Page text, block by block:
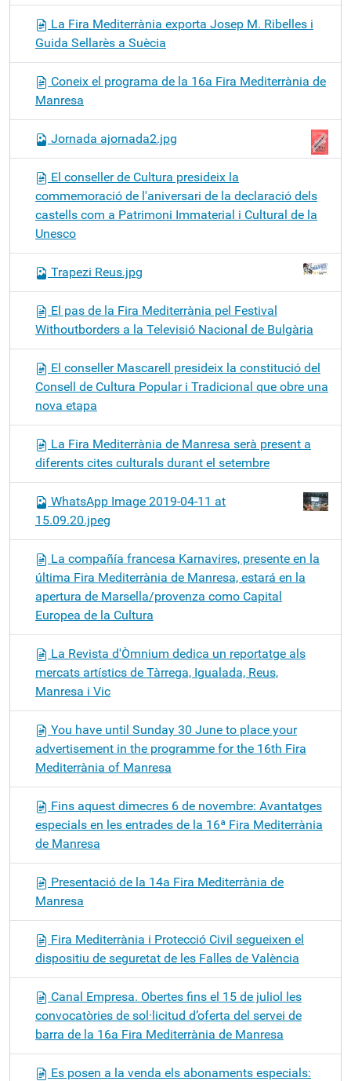
La Fira Mediterrània exporta Josep M. Ribelles i
Guida Sellarès a Suècia
Coneix el programa de la 16a Fira Mediterrània de
Manresa
Jornada ajornada2.jpg
El conseller de Cultura presideix la
commemoració de l'aniversari de la declaració dels
castells com a Patrimoni Immaterial i Cultural de la
Unesco
Trapezi Reus.jpg
El pas de la Fira Mediterrània pel Festival
Withoutborders a la Televisió Nacional de Bulgària
El conseller Mascarell presideix la constitució del
Consell de Cultura Popular i Tradicional que obre una
nova etapa
La Fira Mediterrània de Manresa serà present a
diferents cites culturals durant el setembre
WhatsApp Image 2019-04-11 at
15.09.20.jpeg
La compañía francesa Karnavires, presente en la
última Fira Mediterrània de Manresa, estará en la
apertura de Marsella/provenza como Capital
Europea de la Cultura
La Revista d'Òmnium dedica un reportatge als
mercats artístics de Tàrrega, Igualada, Reus,
Manresa i Vic
You have until Sunday 30 June to place your
advertisement in the programme for the 16th Fira
Mediterrània of Manresa
Fins aquest dimecres 6 de novembre: Avantatges
especials en les entrades de la 16ª Fira Mediterrània
de Manresa
Presentació de la 14a Fira Mediterrània de
Manresa
Fira Mediterrània i Protecció Civil segueixen el
dispositiu de seguretat de les Falles de València
Canal Empresa. Obertes fins el 15 de juliol les
convocatòries de sol·licitud d’oferta del servei de
barra de la 16a Fira Mediterrània de Manresa
Es posen a la venda els abonaments especials: